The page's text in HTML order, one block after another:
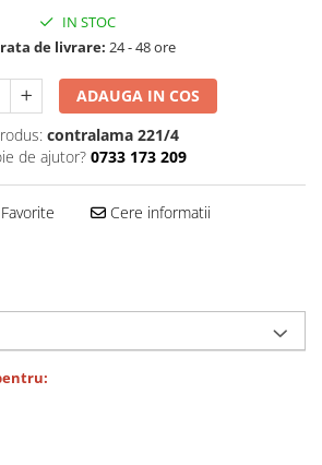
SI ACCESORII
IN STOC
de livrare: 24 - 48 ore
ADAUGA IN COS
contralama 221/4
de ajutor? 0733 173 209
Cere informatii